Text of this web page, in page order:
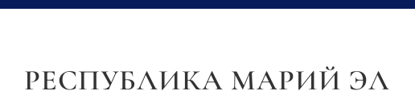
РЕСПУБЛИКА МАРИЙ ЭЛ